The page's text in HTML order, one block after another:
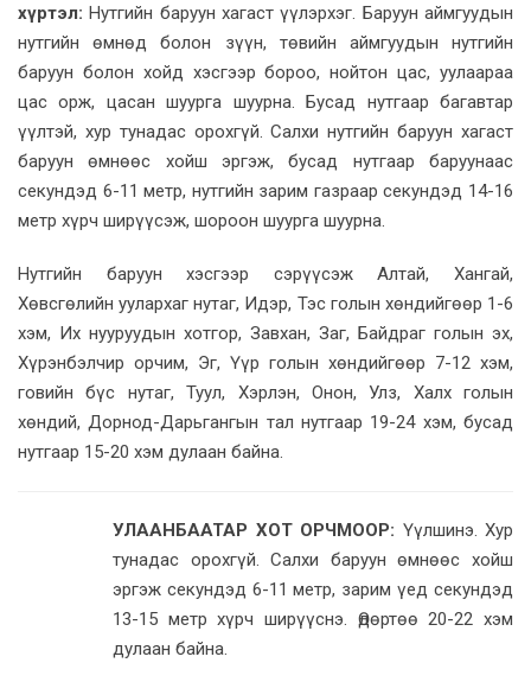
хүртэл: Нутгийн баруун хагаст үүлэрхэг. Баруун аймгуудын
нутгийн өмнөд болон зүүн, төвийн аймгуудын нутгийн
баруун болон хойд хэсгээр бороо, нойтон цас, уулаараа
цас орж, цасан шуурга шуурна. Бусад нутгаар багавтар
үүлтэй, хур тунадас орохгүй. Салхи нутгийн баруун хагаст
баруун өмнөөс хойш эргэж, бусад нутгаар баруунаас
секундэд 6-11 метр, нутгийн зарим газраар секундэд 14-16
метр хүрч ширүүсэж, шороон шуурга шуурна.
Нутгийн баруун хэсгээр сэрүүсэж Алтай, Хангай,
Хөвсгөлийн уулархаг нутаг, Идэр, Тэс голын хөндийгөөр 1-6
хэм, Их нууруудын хотгор, Завхан, Заг, Байдраг голын эх,
Хүрэнбэлчир орчим, Эг, Үүр голын хөндийгөөр 7-12 хэм,
говийн бүс нутаг, Туул, Хэрлэн, Онон, Улз, Халх голын
хөндий, Дорнод-Дарьгангын тал нутгаар 19-24 хэм, бусад
нутгаар 15-20 хэм дулаан байна.
УЛААНБААТАР ХОТ ОРЧМООР: Үүлшинэ. Хур
тунадас орохгүй. Салхи баруун өмнөөс хойш
эргэж секундэд 6-11 метр, зарим үед секундэд
13-15 метр хүрч ширүүснэ. Өдөртөө 20-22 хэм
дулаан байна.